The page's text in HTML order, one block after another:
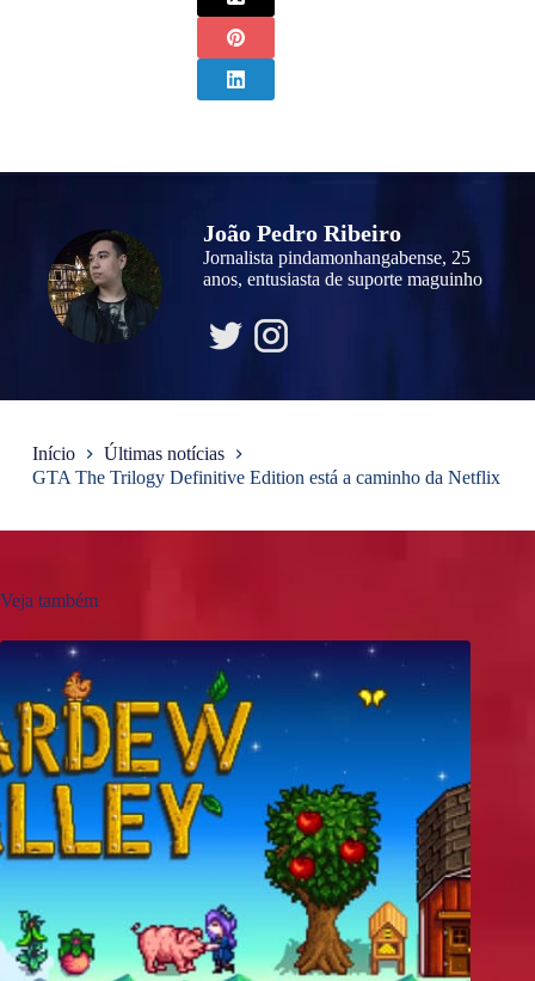
João Pedro Ribeiro
Jornalista pindamonhangabense, 25
anos, entusiasta de suporte maguinho
Início
Últimas notícias
GTA The Trilogy Definitive Edition está a caminho da Netflix
Veja também